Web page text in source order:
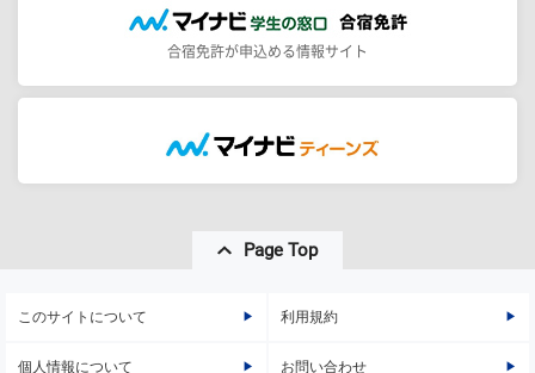
合宿免許が申込める情報サイト
Page Top
このサイトについて 利用規約
個人情報について お問い合わせ